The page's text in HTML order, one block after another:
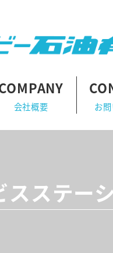
会社概要 お
ステー